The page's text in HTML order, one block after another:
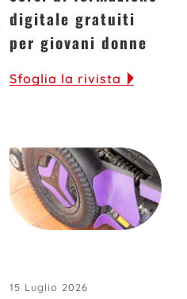
digitale gratuiti
per giovani donne
Sfoglia la rivista
15 Luglio 2026